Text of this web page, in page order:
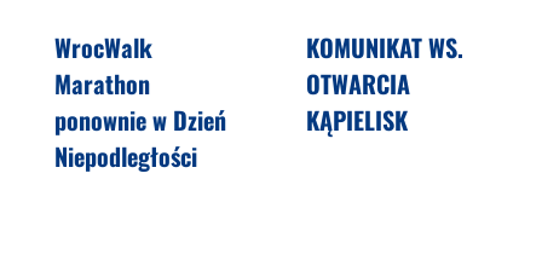
WrocWalk
Marathon
ponownie w Dzień
Niepodległości
KOMUNIKAT WS.
OTWARCIA
KĄPIELISK